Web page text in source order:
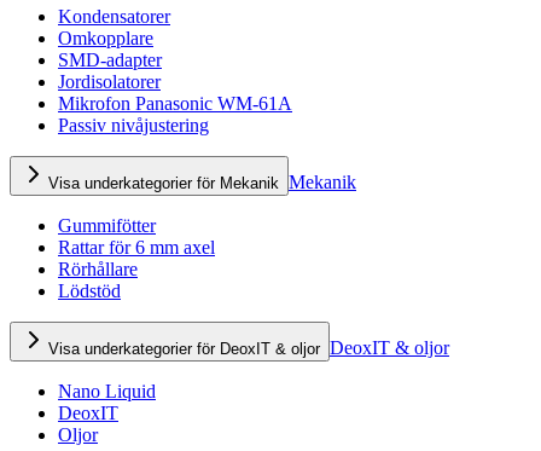
Kondensatorer
Omkopplare
SMD-adapter
Jordisolatorer
Mikrofon Panasonic WM-61A
Passiv nivåjustering
Visa underkategorier för Mekanik Mekanik
Gummifötter
Rattar för 6 mm axel
Rörhållare
Lödstöd
Visa underkategorier för DeoxIT & oljor DeoxIT & oljor
Nano Liquid
DeoxIT
Oljor